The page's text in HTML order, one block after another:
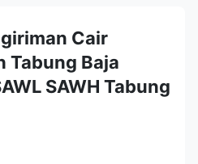
Cair
Tabung Baja
SAWH Tabung